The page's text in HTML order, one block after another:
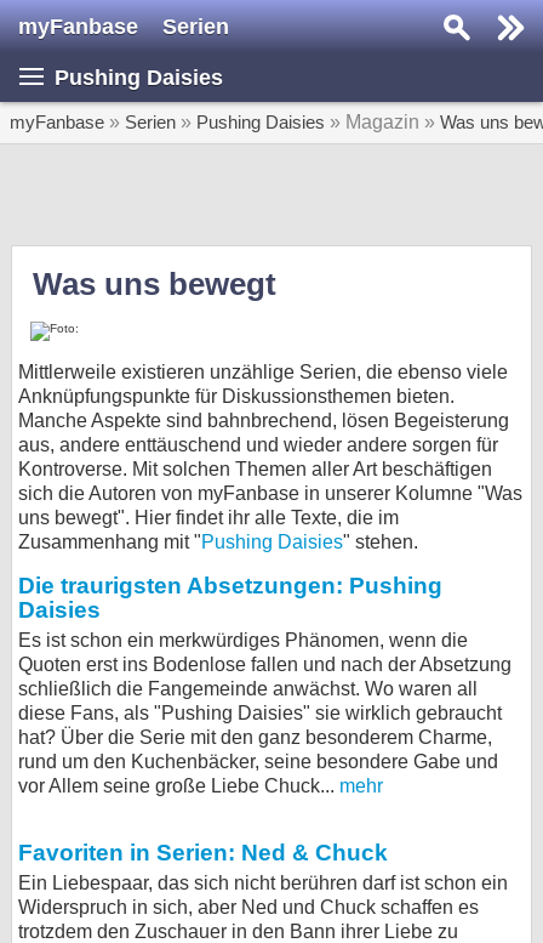
myFanbase Serien
Pushing Daisies
myFanbase » Serien » Pushing Daisies » Magazin » Was uns
Was uns bewegt
Mittlerweile existieren unzählige Serien, die ebenso viele
Anknüpfungspunkte für Diskussionsthemen bieten.
Manche Aspekte sind bahnbrechend, lösen Begeisterung
aus, andere enttäuschend und wieder andere sorgen für
Kontroverse. Mit solchen Themen aller Art beschäftigen
sich die Autoren von myFanbase in unserer Kolumne "Was
uns bewegt". Hier findet ihr alle Texte, die im
Zusammenhang mit "Pushing Daisies" stehen.
Die traurigsten Absetzungen: Pushing
Daisies
Es ist schon ein merkwürdiges Phänomen, wenn die
Quoten erst ins Bodenlose fallen und nach der Absetzung
schließlich die Fangemeinde anwächst. Wo waren all
diese Fans, als "Pushing Daisies" sie wirklich gebraucht
hat? Über die Serie mit den ganz besonderem Charme,
rund um den Kuchenbäcker, seine besondere Gabe und
vor Allem seine große Liebe Chuck... mehr
Favoriten in Serien: Ned & Chuck
Ein Liebespaar, das sich nicht berühren darf ist schon ein
Widerspruch in sich, aber Ned und Chuck schaffen es
trotzdem den Zuschauer in den Bann ihrer Liebe zu
Serie suchen...
SERIEN
Specials
SERVICE
Gewinnspiele
Forum
bei X
bei Facebook
Kontakt
Nutzungsbedingungen
Cookie-Einstellungen
Impressum